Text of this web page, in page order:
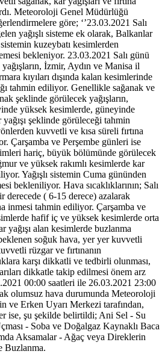
Meteoroloji Genel Müdürlüğü
göre; ‘’23.03.2021 Salı
yağışlı sisteme ek olarak, Balkanlar
kuzeybatı kesimlerden
bekleniyor. 23.03.2021 Salı günü
İzmir, Aydın ve Manisa il
kıyıları dışında kalan kesimlerinde
tahmin ediliyor. Genellikle sağanak ve
şeklinde görülecek yağışların,
yüksek kesimlerde, güneyinde
şeklinde görüleceği tahmin
kuvvetli ve kısa süreli fırtına
Çarşamba ve Perşembe günleri ise
hariç, büyük bölümünde görülecek
ve yüksek rakımlı kesimlerde kar
Yağışlı sistemin Cuma gününden
bekleniliyor. Hava sıcaklıklarının; Salı
derecede ( 6-15 derece) azalarak
inmesi tahmin ediliyor. Çarşamba ve
hafif iç ve yüksek kesimlerde orta
yağışı alan kesimlerde buzlanma
soğuk hava, yer yer kuvvetli
rüzgar ve fırtınanın
karşı dikkatli ve tedbirli olunması,
dikkatle takip edilmesi önem arz
00:00 saatleri ile 26.03.2021 23:00
olumsuz hava durumunda Meteoroloji
ve Erken Uyarı Merkezi tarafından,
ise, şu şekilde belirtildi; Ani Sel - Su
- Soba ve Doğalgaz Kaynaklı Baca
Aksamalar - Ağaç veya Direklerin
Buzlanma.